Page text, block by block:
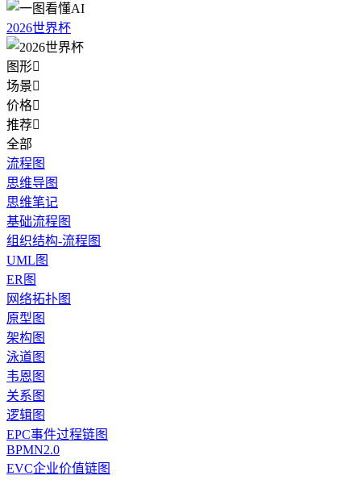
2026世界杯
图形
场景
价格
推荐
全部
流程图
思维导图
思维笔记
基础流程图
组织结构-流程图
UML图
ER图
网络拓扑图
原型图
架构图
泳道图
韦恩图
关系图
逻辑图
EPC事件过程链图
BPMN2.0
EVC企业价值链图